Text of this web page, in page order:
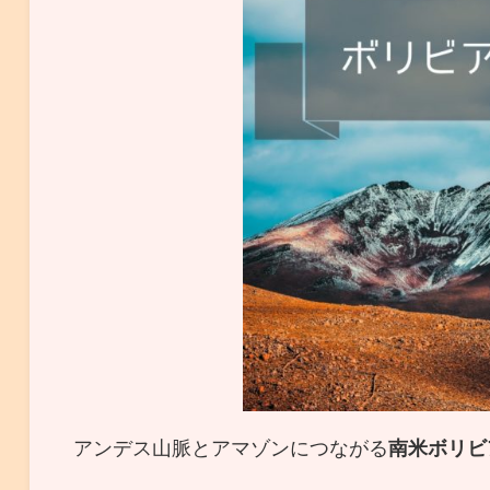
アンデス山脈とアマゾンにつながる南米ボリビ